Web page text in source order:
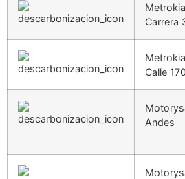
Metrokia
Carrera
Metrokia
Calle 170
Andes